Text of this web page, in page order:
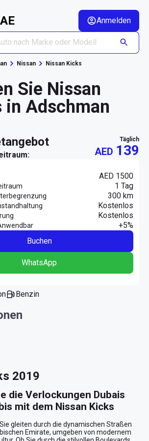
Anmelden
Nissan Nissan Kicks
Sie Nissan
in Adschman
täglich
AED 139
AED 1500
1 Tag
300 km
Kostenlos
Kostenlos
+5%
Buchen
WhatsApp
Benzin
2019
die Verlockungen Dubais
mit dem Nissan Kicks
gleiten durch die dynamischen Straßen
Emirate, umgeben von modernem